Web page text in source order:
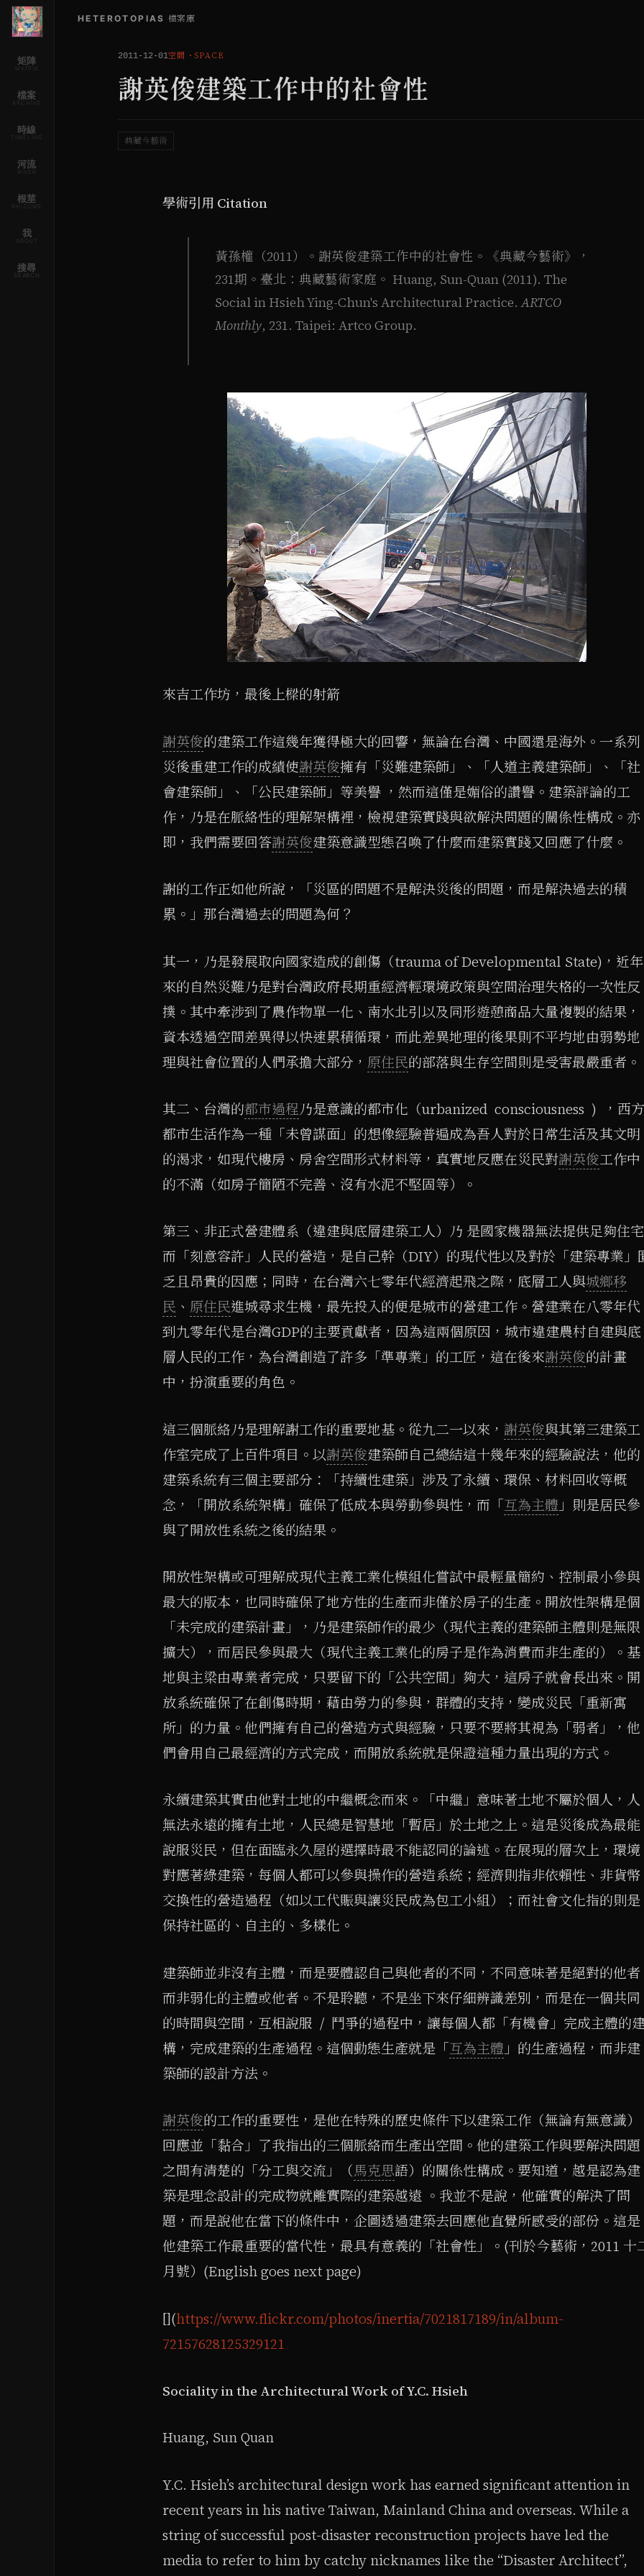
矩陣
MATRIX
檔案
ARCHIVE
時線
TIMELINE
河流
RIVER
根莖
RHIZOME
我
ABOUT
搜尋
SEARCH
HETEROTOPIAS 檔案庫
2011-12-01空間 ・ SPACE
謝英俊建築工作中的社會性
典藏今藝術
學術引用 Citation
黃孫權（2011）。謝英俊建築工作中的社會性。《典藏今藝術》，
231期。臺北：典藏藝術家庭。 Huang, Sun-Quan (2011). The
Social in Hsieh Ying-Chun's Architectural Practice.ARTCO
Monthly, 231. Taipei: Artco Group.
來吉工作坊，最後上樑的射箭
謝英俊的建築工作這幾年獲得極大的回響，無論在台灣、中國還是海外。一系列
災後重建工作的成績使謝英俊擁有「災難建築師」、「人道主義建築師」、「社
會建築師」、「公民建築師」等美譽 ，然而這僅是媚俗的讚譽。建築評論的工
作，乃是在脈絡性的理解架構裡，檢視建築實踐與欲解決問題的關係性構成。亦
即，我們需要回答謝英俊建築意識型態召喚了什麼而建築實踐又回應了什麼。
謝的工作正如他所說，「災區的問題不是解決災後的問題，而是解決過去的積
累。」那台灣過去的問題為何？
其一，乃是發展取向國家造成的創傷（trauma of Developmental State)，近年
來的自然災難乃是對台灣政府長期重經濟輕環境政策與空間治理失格的一次性反
撲。其中牽涉到了農作物單一化、南水北引以及同形遊憩商品大量複製的結果，
資本透過空間差異得以快速累積循環，而此差異地理的後果則不平均地由弱勢地
理與社會位置的人們承擔大部分， 原住民的部落與生存空間則是受害最嚴重者。
其二、台灣的都市過程乃是意識的都市化（urbanized consciousness ) ，西方
都市生活作為一種「未曾謀面」的想像經驗普遍成為吾人對於日常生活及其文明
的渴求，如現代樓房、房舍空間形式材料等，真實地反應在災民對謝英俊工作中
的不滿（如房子簡陋不完善、沒有水泥不堅固等）。
第三、非正式營建體系（違建與底層建築工人）乃 是國家機器無法提供足夠住宅
而「刻意容許」人民的營造，是自己幹（DIY）的現代性以及對於「建築專業」
乏且昂貴的因應；同時，在台灣六七零年代經濟起飛之際，底層工人與城鄉移
民 、 原住民進城尋求生機，最先投入的便是城市的營建工作。營建業在八零年代
到九零年代是台灣GDP的主要貢獻者，因為這兩個原因，城市違建農村自建與底
層人民的工作，為台灣創造了許多「準專業」的工匠，這在後來謝英俊的計畫
中，扮演重要的角色。
這三個脈絡乃是理解謝工作的重要地基。從九二一以來， 謝英俊與其第三建築工
作室完成了上百件項目。以謝英俊建築師自己總結這十幾年來的經驗說法，他的
建築系統有三個主要部分：「持續性建築」涉及了永續、環保、材料回收等概
念，「開放系統架構」確保了低成本與勞動參與性，而「互為主體 」則是居民參
與了開放性系統之後的結果。
開放性架構或可理解成現代主義工業化模組化嘗試中最輕量簡約、控制最小參與
最大的版本，也同時確保了地方性的生產而非僅於房子的生產。開放性架構是個
「未完成的建築計畫」，乃是建築師作的最少（現代主義的建築師主體則是無限
擴大），而居民參與最大（現代主義工業化的房子是作為消費而非生產的）。基
地與主梁由專業者完成，只要留下的「公共空間」夠大，這房子就會長出來。開
放系統確保了在創傷時期，藉由勞力的參與，群體的支持，變成災民「重新寓
所」的力量。他們擁有自己的營造方式與經驗，只要不要將其視為「弱者」，他
們會用自己最經濟的方式完成，而開放系統就是保證這種力量出現的方式。
永續建築其實由他對土地的中繼概念而來。「中繼」意味著土地不屬於個人，人
無法永遠的擁有土地，人民總是智慧地「暫居」於土地之上。這是災後成為最能
說服災民，但在面臨永久屋的選擇時最不能認同的論述。在展現的層次上，環境
對應著綠建築，每個人都可以參與操作的營造系統；經濟則指非依賴性、非貨幣
交換性的營造過程（如以工代賑與讓災民成為包工小組）；而社會文化指的則是
保持社區的、自主的、多樣化。
建築師並非沒有主體，而是要體認自己與他者的不同，不同意味著是絕對的他者
而非弱化的主體或他者。不是聆聽，不是坐下來仔細辨識差別，而是在一個共同
的時間與空間，互相說服 / 鬥爭的過程中，讓每個人都「有機會」完成主體的
構，完成建築的生產過程。這個動態生產就是「互為主體 」的生產過程，而非建
築師的設計方法。
謝英俊的工作的重要性，是他在特殊的歷史條件下以建築工作（無論有無意識）
回應並「黏合」了我指出的三個脈絡而生產出空間。他的建築工作與要解決問題
之間有清楚的「分工與交流」（馬克思語）的關係性構成。要知道，越是認為建
築是理念設計的完成物就離實際的建築越遠 。我並不是說，他確實的解決了問
題，而是說他在當下的條件中，企圖透過建築去回應他直覺所感受的部份。這是
他建築工作最重要的當代性，最具有意義的「社會性」。(刊於今藝術，2011 十
月號）(English goes next page)
[](https://www.flickr.com/photos/inertia/7021817189/in/album-
72157628125329121
Sociality in the Architectural Work of Y.C. Hsieh
Huang, Sun Quan
Y.C. Hsieh’s architectural design work has earned significant attention in
recent years in his native Taiwan, Mainland China and overseas. While a
string of successful post-disaster reconstruction projects have led the
media to refer to him by catchy nicknames like the “Disaster Architect”,